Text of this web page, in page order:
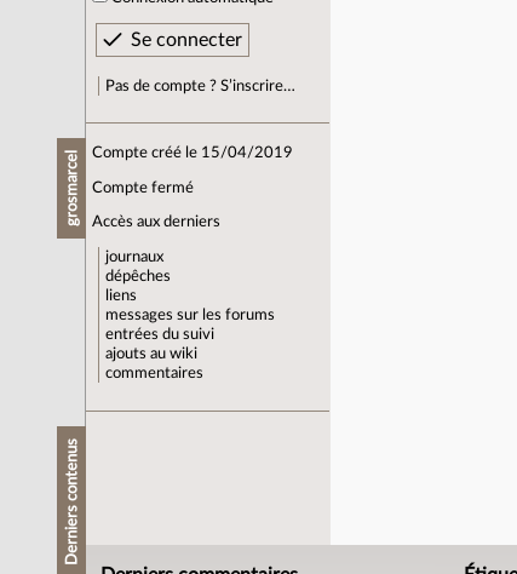
Pas de compte ? S’inscrire…
grosmarcel Compte créé le 15/04/2019
Compte fermé
Accès aux derniers
journaux
dépêches
liens
messages sur les forums
entrées du suivi
ajouts au wiki
commentaires
Derniers contenus